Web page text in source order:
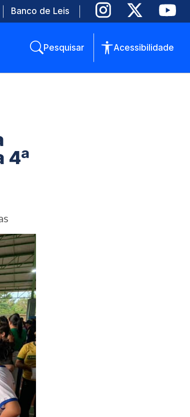
Banco de Leis
Pesquisar Acessibilidade
4ª